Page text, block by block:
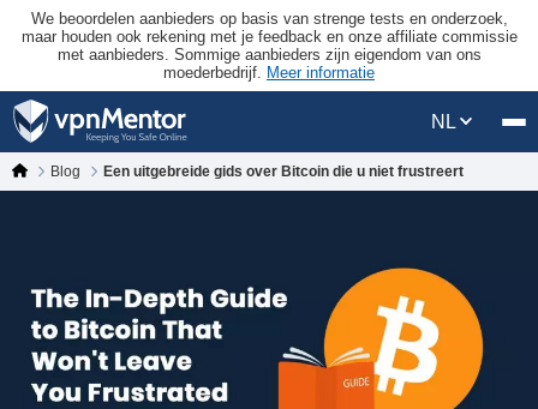
We beoordelen aanbieders op basis van strenge tests en onderzoek,
maar houden ook rekening met je feedback en onze affiliate commissie
met aanbieders. Sommige aanbieders zijn eigendom van ons
moederbedrijf. Meer informatie
NL
Blog Een uitgebreide gids over Bitcoin die u niet frustreert